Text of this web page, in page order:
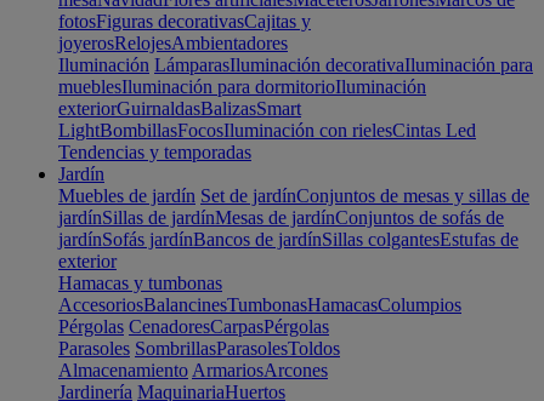
fotosFiguras decorativasCajitas y
joyerosRelojesAmbientadores
Iluminación LámparasIluminación decorativaIluminación para
mueblesIluminación para dormitorioIluminación
exteriorGuirnaldasBalizasSmart
LightBombillasFocosIluminación con rielesCintas Led
Tendencias y temporadas
Jardín
Muebles de jardín Set de jardínConjuntos de mesas y sillas de
jardínSillas de jardínMesas de jardínConjuntos de sofás de
jardínSofás jardínBancos de jardínSillas colgantesEstufas de
exterior
Hamacas y tumbonas
AccesoriosBalancinesTumbonasHamacasColumpios
Pérgolas CenadoresCarpasPérgolas
Parasoles SombrillasParasolesToldos
Almacenamiento ArmariosArcones
Jardinería MaquinariaHuertos